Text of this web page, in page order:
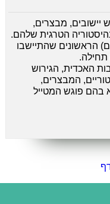
יישובים, מבצרים,
הטרגית שלהם.
הראשונים שהתיישבו
האכדית, הגירוש
המבצרים,
בהם פוגש המטייל